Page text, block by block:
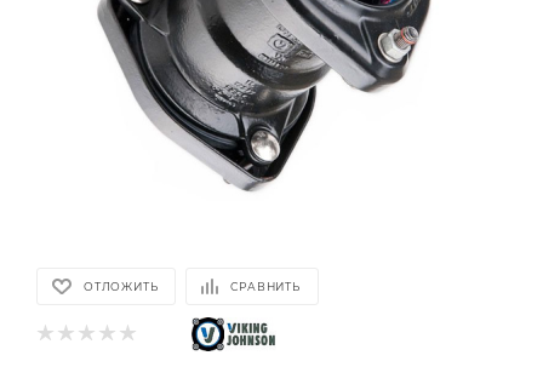
ОТЛОЖИТЬ СРАВНИТЬ